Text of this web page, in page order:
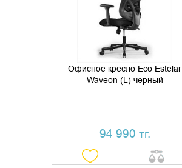
Офисное кресло Eco Estelar
Waveon (L) черный
94 990 тг.
КУПИТЬ В 1 КЛИК